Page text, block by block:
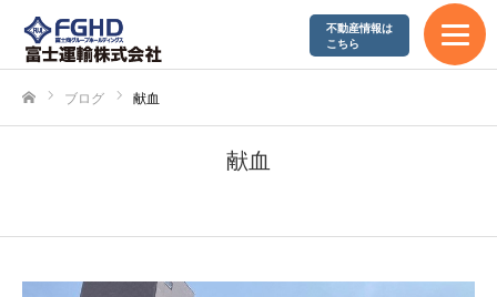
エコアクション21
やまぐち健康経営企業
採用情報
ブログ 献血
献血
不動産情報は
こちら